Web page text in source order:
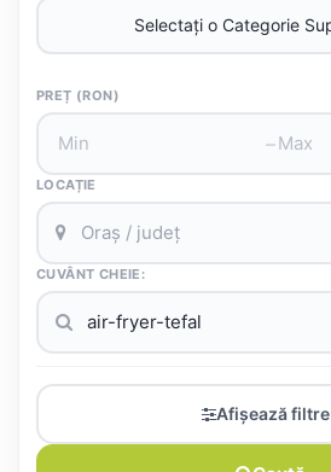
PREȚ (RON)
–
LOCAȚIE
CUVÂNT CHEIE:
Afișează filtre